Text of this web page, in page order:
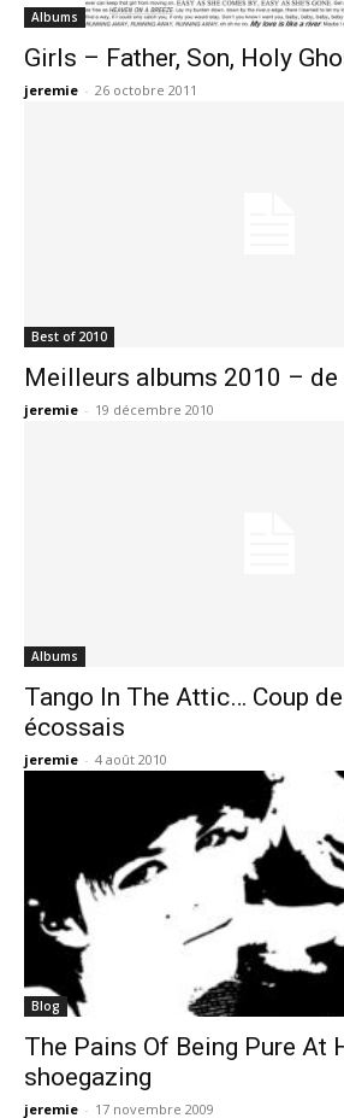
Albums
Girls – Father, Son, Holy
jeremie - 26 octobre 2011
Best of 2010
Meilleurs albums 2010 – de
jeremie - 19 décembre 2010
Albums
Tango In The Attic… Coup
écossais
jeremie - 4 août 2010
Blog
The Pains Of Being Pure At
shoegazing
jeremie - 17 novembre 2009